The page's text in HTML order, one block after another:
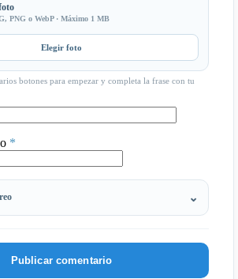
PNG o WebP · Máximo 1 MB
Elegir foto
botones para empezar y completa la frase con tu
*